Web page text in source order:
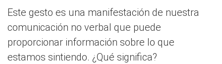
Este gesto es una manifestación de nuestra
comunicación no verbal que puede
proporcionar información sobre lo que
estamos sintiendo. ¿Qué significa?